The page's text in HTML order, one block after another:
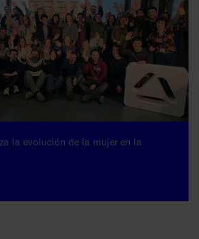
la evolución de la mujer en la